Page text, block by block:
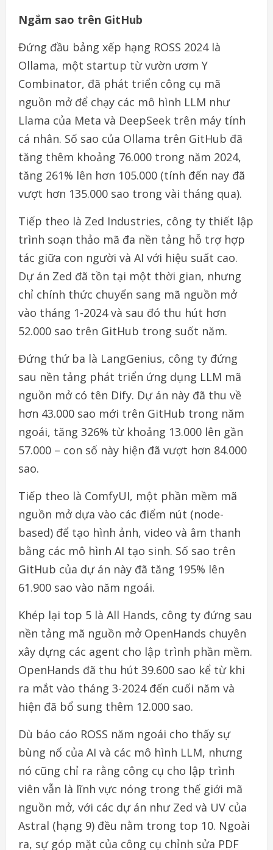
Ngắm sao trên GitHub
Đứng đầu bảng xếp hạng ROSS 2024 là
Ollama, một startup từ vườn ươm Y
Combinator, đã phát triển công cụ mã
nguồn mở để chạy các mô hình LLM như
Llama của Meta và DeepSeek trên máy tính
cá nhân. Số sao của Ollama trên GitHub đã
tăng thêm khoảng 76.000 trong năm 2024,
tăng 261% lên hơn 105.000 (tính đến nay đã
vượt hơn 135.000 sao trong vài tháng qua).
Tiếp theo là Zed Industries, công ty thiết lập
trình soạn thảo mã đa nền tảng hỗ trợ hợp
tác giữa con người và AI với hiệu suất cao.
Dự án Zed đã tồn tại một thời gian, nhưng
chỉ chính thức chuyển sang mã nguồn mở
vào tháng 1-2024 và sau đó thu hút hơn
52.000 sao trên GitHub trong suốt năm.
Đứng thứ ba là LangGenius, công ty đứng
sau nền tảng phát triển ứng dụng LLM mã
nguồn mở có tên Dify. Dự án này đã thu về
hơn 43.000 sao mới trên GitHub trong năm
ngoái, tăng 326% từ khoảng 13.000 lên gần
57.000 – con số này hiện đã vượt hơn 84.000
sao.
Tiếp theo là ComfyUI, một phần mềm mã
nguồn mở dựa vào các điểm nút (node-
based) để tạo hình ảnh, video và âm thanh
bằng các mô hình AI tạo sinh. Số sao trên
GitHub của dự án này đã tăng 195% lên
61.900 sao vào năm ngoái.
Khép lại top 5 là All Hands, công ty đứng sau
nền tảng mã nguồn mở OpenHands chuyên
xây dựng các agent cho lập trình phần mềm.
OpenHands đã thu hút 39.600 sao kể từ khi
ra mắt vào tháng 3-2024 đến cuối năm và
hiện đã bổ sung thêm 12.000 sao.
Dù báo cáo ROSS năm ngoái cho thấy sự
bùng nổ của AI và các mô hình LLM, nhưng
nó cũng chỉ ra rằng công cụ cho lập trình
viên vẫn là lĩnh vực nóng trong thế giới mã
nguồn mở, với các dự án như Zed và UV của
Astral (hạng 9) đều nằm trong top 10. Ngoài
ra, sự góp mặt của công cụ chỉnh sửa PDF